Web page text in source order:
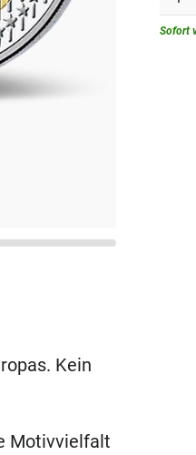
Sofort
Kein
Motivvielfalt